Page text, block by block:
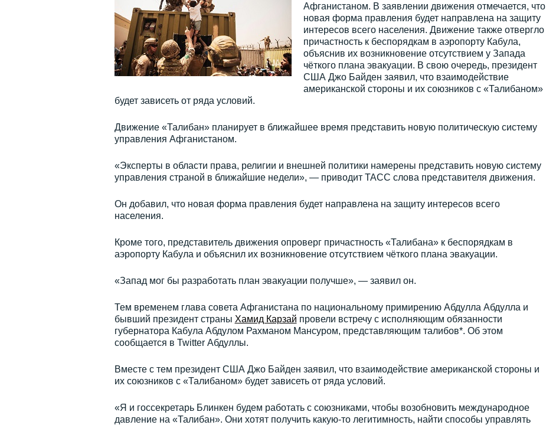
Афганистаном. В заявлении движения отмечается, что
новая форма правления будет направлена на защиту
интересов всего населения. Движение также отвергло
причастность к беспорядкам в аэропорту Кабула,
объяснив их возникновение отсутствием у Запада
чёткого плана эвакуации. В свою очередь, президент
США Джо Байден заявил, что взаимодействие
американской стороны и их союзников с «Талибаном»
будет зависеть от ряда условий.
Движение «Талибан» планирует в ближайшее время представить новую политическую систему
управления Афганистаном.
«Эксперты в области права, религии и внешней политики намерены представить новую систему
управления страной в ближайшие недели», — приводит ТАСС слова представителя движения.
Он добавил, что новая форма правления будет направлена на защиту интересов всего
населения.
Кроме того, представитель движения опроверг причастность «Талибана» к беспорядкам в
аэропорту Кабула и объяснил их возникновение отсутствием чёткого плана эвакуации.
«Запад мог бы разработать план эвакуации получше», — заявил он.
Тем временем глава совета Афганистана по национальному примирению Абдулла Абдулла и
бывший президент страны Хамид Карзай провели встречу с исполняющим обязанности
губернатора Кабула Абдулом Рахманом Мансуром, представляющим талибов*. Об этом
сообщается в Twitter Абдуллы.
Вместе с тем президент США Джо Байден заявил, что взаимодействие американской стороны и
их союзников с «Талибаном» будет зависеть от ряда условий.
«Я и госсекретарь Блинкен будем работать с союзниками, чтобы возобновить международное
давление на «Талибан». Они хотят получить какую-то легитимность, найти способы управлять